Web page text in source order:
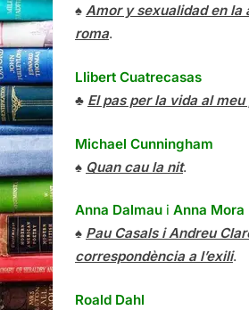
♠ Amor y sexualidad en la
roma.
Llibert Cuatrecasas
♣ El pas per la vida al meu
Michael Cunningham
♠ Quan cau la nit.
Anna Dalmau i Anna Mora
♠ Pau Casals i Andreu
correspondència a l’exili.
Roald Dahl